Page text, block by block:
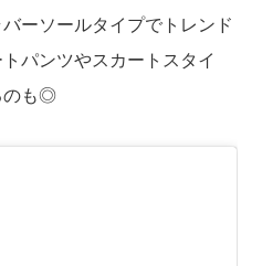
ーソールタイプでトレンド
パンツやスカートスタイ
のも◎